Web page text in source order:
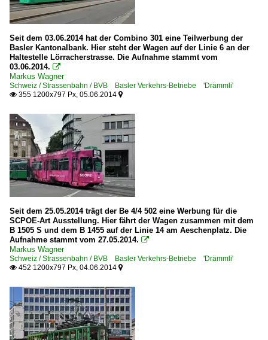
Seit dem 03.06.2014 hat der Combino 301 eine Teilwerbung der
Basler Kantonalbank. Hier steht der Wagen auf der Linie 6 an der
Haltestelle Lörracherstrasse. Die Aufnahme stammt vom
03.06.2014. 
Markus Wagner
Schweiz / Strassenbahn / BVB Basler Verkehrs-Betriebe 'Drämmli'
 355 1200x797 Px, 05.06.2014 
Seit dem 25.05.2014 trägt der Be 4/4 502 eine Werbung für die
SCPOE-Art Ausstellung. Hier fährt der Wagen zusammen mit dem
B 1505 S und dem B 1455 auf der Linie 14 am Aeschenplatz. Die
Aufnahme stammt vom 27.05.2014. 
Markus Wagner
Schweiz / Strassenbahn / BVB Basler Verkehrs-Betriebe 'Drämmli'
 452 1200x797 Px, 04.06.2014 